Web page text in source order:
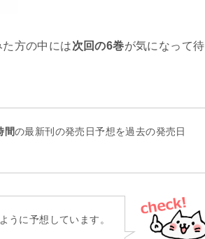
方の中には次回の6巻が気になって待
間の最新刊の発売日予想を過去の発売日
うに予想しています。